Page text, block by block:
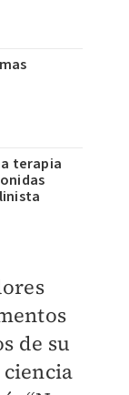
terapia
de su